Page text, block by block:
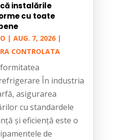
instalările
cu toate
| AUG. 7, 2026|
CONTROLATA
În industria
asigurarea
cu standardele
și eficiență este o
de